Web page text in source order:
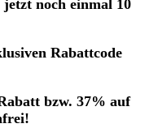
noch einmal 10
Rabattcode
bzw. 37% auf